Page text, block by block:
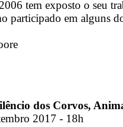
tem exposto o seu
participado em alguns
dos Corvos,
2017 - 18h